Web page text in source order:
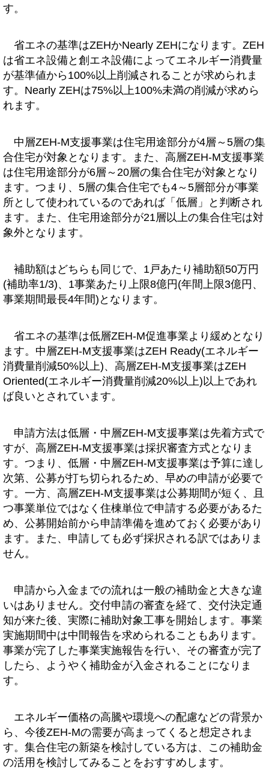
す。
省エネの基準はZEHかNearly ZEHになります。ZEH
は省エネ設備と創エネ設備によってエネルギー消費量
が基準値から100%以上削減されることが求められま
す。Nearly ZEHは75%以上100%未満の削減が求めら
れます。
中層ZEH-M支援事業は住宅用途部分が4層～5層の集
合住宅が対象となります。また、高層ZEH-M支援事業
は住宅用途部分が6層～20層の集合住宅が対象となり
ます。つまり、5層の集合住宅でも4～5層部分が事業
所として使われているのであれば「低層」と判断され
ます。また、住宅用途部分が21層以上の集合住宅は対
象外となります。
補助額はどちらも同じで、1戸あたり補助額50万円
(補助率1/3)、1事業あたり上限8億円(年間上限3億円、
事業期間最長4年間)となります。
省エネの基準は低層ZEH-M促進事業より緩めとなり
ます。中層ZEH-M支援事業はZEH Ready(エネルギー
消費量削減50%以上)、高層ZEH-M支援事業はZEH
Oriented(エネルギー消費量削減20%以上)以上であれ
ば良いとされています。
申請方法は低層・中層ZEH-M支援事業は先着方式で
すが、高層ZEH-M支援事業は採択審査方式となりま
す。つまり、低層・中層ZEH-M支援事業は予算に達し
次第、公募が打ち切られるため、早めの申請が必要で
す。一方、高層ZEH-M支援事業は公募期間が短く、且
つ事業単位ではなく住棟単位で申請する必要があるた
め、公募開始前から申請準備を進めておく必要があり
ます。また、申請しても必ず採択される訳ではありま
せん。
申請から入金までの流れは一般の補助金と大きな違
いはありません。交付申請の審査を経て、交付決定通
知が来た後、実際に補助対象工事を開始します。事業
実施期間中は中間報告を求められることもあります。
事業が完了した事業実施報告を行い、その審査が完了
したら、ようやく補助金が入金されることになりま
す。
エネルギー価格の高騰や環境への配慮などの背景か
ら、今後ZEH-Mの需要が高まってくると想定されま
す。集合住宅の新築を検討している方は、この補助金
の活用を検討してみることをおすすめします。